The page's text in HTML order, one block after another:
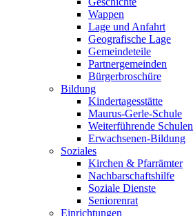
Wappen
Lage und Anfahrt
Geografische Lage
Gemeindeteile
Partnergemeinden
Bürgerbroschüre
Bildung
Kindertagesstätte
Maurus-Gerle-Schule
Weiterführende Schulen
Erwachsenen-Bildung
Soziales
Kirchen & Pfarrämter
Nachbarschaftshilfe
Soziale Dienste
Seniorenrat
Einrichtungen